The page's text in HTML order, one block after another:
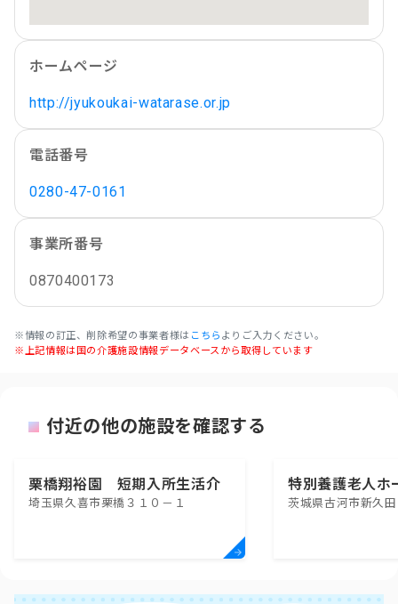
ホームページ
http://jyukoukai-watarase.or.jp
電話番号
0280-47-0161
事業所番号
0870400173
※情報の訂正、削除希望の事業者様は こちら よりご入力ください。
※上記情報は国の介護施設情報データベースから取得しています
付近の他の施設を確認する
栗橋翔裕園 短期入所生活介
護センター
埼玉県久喜市栗橋３１０－１
特別養護老人
茨城県古河市新久